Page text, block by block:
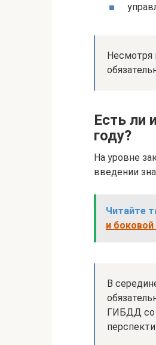
Несмотря
Есть ли
году?
На уровне
введении
Читайте
и боковой
В
ГИБДД со